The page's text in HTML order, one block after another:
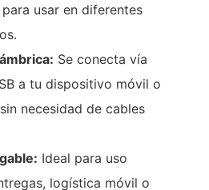
usar en diferentes
Se conecta vía
a tu dispositivo móvil o
necesidad de cables
Ideal para uso
logística móvil o